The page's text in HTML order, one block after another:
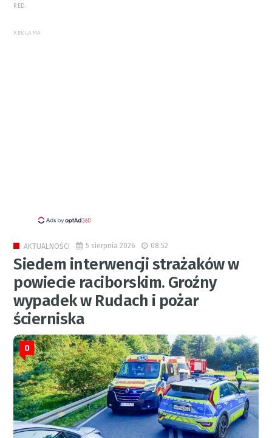
RED.
REKLAMA
AKTUALNOŚCI 5 sierpnia 2026 08:52
Siedem interwencji strażaków w
powiecie raciborskim. Groźny
wypadek w Rudach i pożar
ścierniska
0